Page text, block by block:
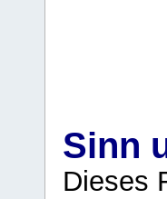
Sinn
Dieses